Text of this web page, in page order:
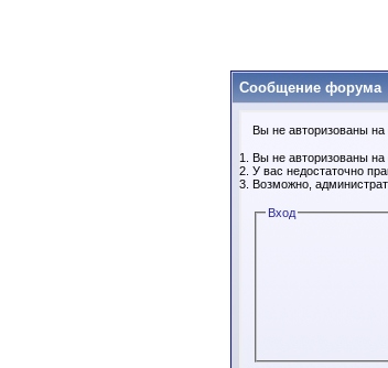
Сообщение форума
Вы не авторизованы на
Вы не авторизованы
У вас недостаточно
Возможно,
Вход